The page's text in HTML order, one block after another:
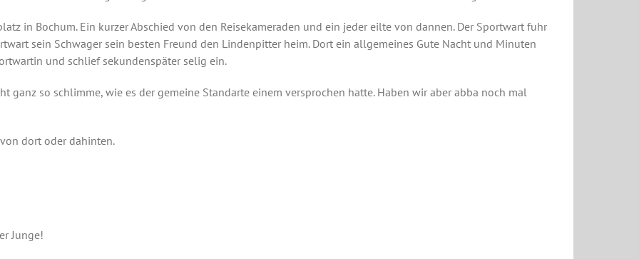
in Bochum. Ein kurzer Abschied von den Reisekameraden und ein jeder eilte von dannen. Der Sportwart fuhr
sein Schwager sein besten Freund den Lindenpitter heim. Dort ein allgemeines Gute Nacht und Minuten
und schlief sekundenspäter selig ein.
ganz so schlimme, wie es der gemeine Standarte einem versprochen hatte. Haben wir aber abba noch mal
dort oder dahinten.
Junge!